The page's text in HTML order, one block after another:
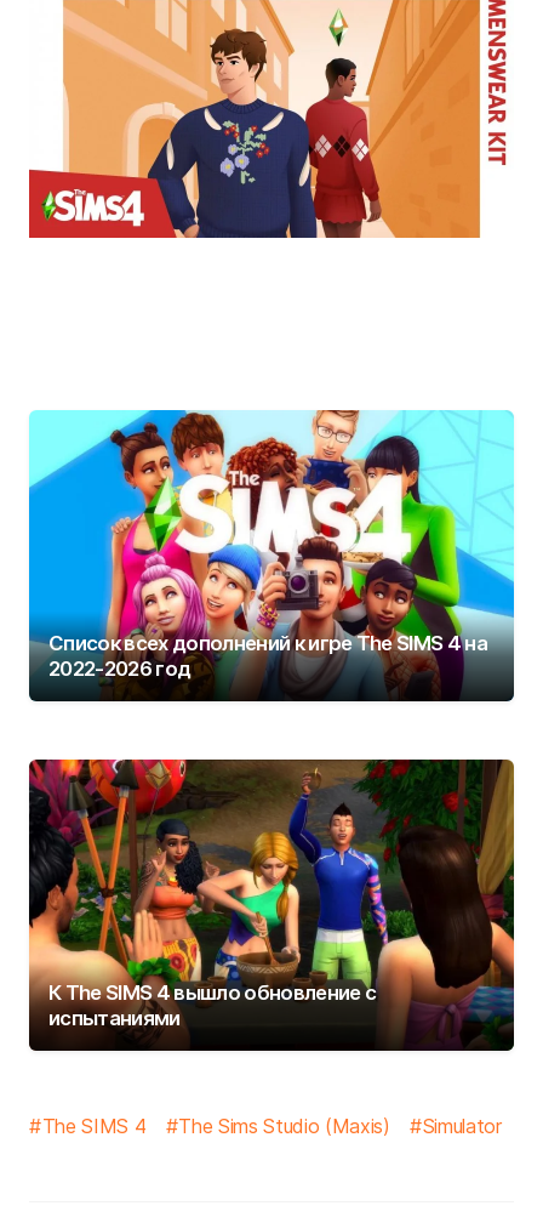
Список всех дополнений к игре The SIMS 4 на
2022-2026 год
К The SIMS 4 вышло обновление с
испытаниями
The SIMS 4 The Sims Studio (Maxis) Simulator